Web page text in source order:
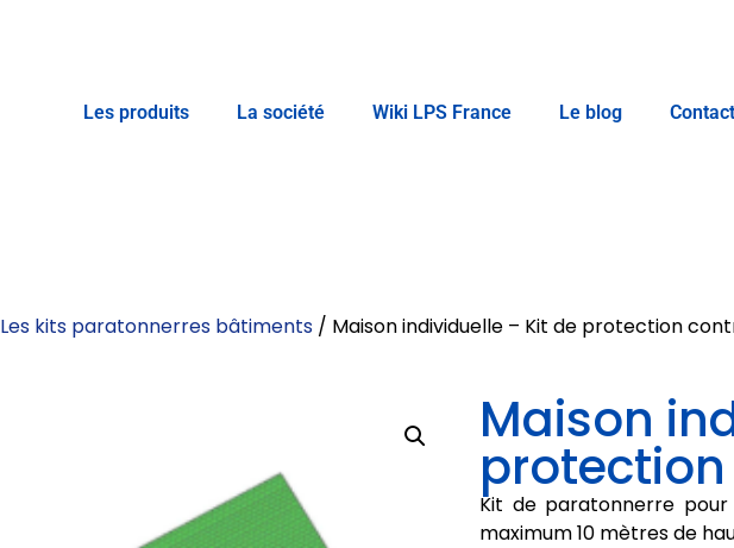
Les produits La société Wiki LPS France Le blog Contact
Les kits paratonnerres bâtiments / Maison individuelle – Kit de protection
Maison
Kit de paratonnerre
maximum 10 mètres de